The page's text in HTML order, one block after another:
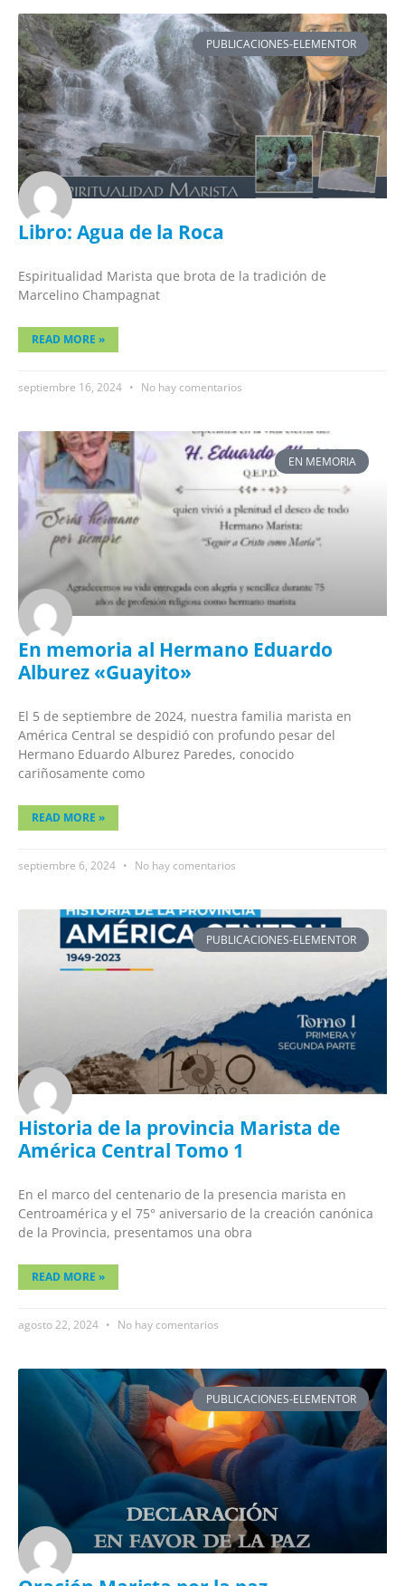
PUBLICACIONES-ELEMENTOR
Libro: Agua de la Roca
Espiritualidad Marista que brota de la tradición de
Marcelino Champagnat
READ MORE »
septiembre 16, 2024 No hay comentarios
EN MEMORIA
En memoria al Hermano Eduardo
Alburez «Guayito»
El 5 de septiembre de 2024, nuestra familia marista en
América Central se despidió con profundo pesar del
Hermano Eduardo Alburez Paredes, conocido
cariñosamente como
READ MORE »
septiembre 6, 2024 No hay comentarios
PUBLICACIONES-ELEMENTOR
Historia de la provincia Marista de
América Central Tomo 1
En el marco del centenario de la presencia marista en
Centroamérica y el 75° aniversario de la creación canónica
de la Provincia, presentamos una obra
READ MORE »
agosto 22, 2024 No hay comentarios
PUBLICACIONES-ELEMENTOR